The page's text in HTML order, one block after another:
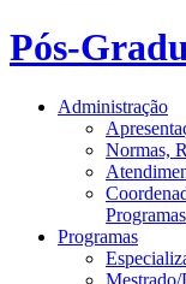
Pós-
Administração
Normas,
Programas